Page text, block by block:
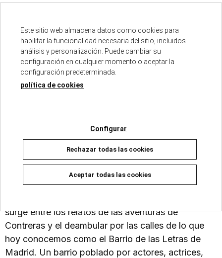
ISBN : 978-84-128938-9-2
Fecha de edición : 13/02/2025
Autores : EL TORRES - JORGE ESTEBAN URABAYEN
Número de páginas :
El capitán Alonso de Contreras, soldado, marino y
aventurero, debe hospedarse un tiempo en
Madrid... y lo hace en casa de uno de los más
famosos poetas y escritores de todos los tiempos:
surge entre los relatos de las aventuras de
Contreras y el deambular por las calles de lo que
hoy conocemos como el Barrio de las Letras de
Madrid. Un barrio poblado por actores, actrices,
Este sitio web almacena datos como cookies para
habilitar la funcionalidad necesaria del sitio, incluidos
análisis y personalización. Puede cambiar su
configuración en cualquier momento o aceptar la
configuración predeterminada.
política de cookies
Configurar
Rechazar todas las cookies
Aceptar todas las cookies